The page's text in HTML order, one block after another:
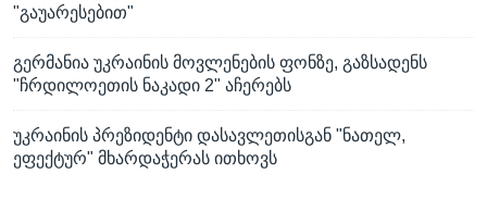
"გაუარესებით"
გერმანია უკრაინის მოვლენების ფონზე, გაზსადენს
"ჩრდილოეთის ნაკადი 2" აჩერებს
უკრაინის პრეზიდენტი დასავლეთისგან "ნათელ,
ეფექტურ" მხარდაჭერას ითხოვს